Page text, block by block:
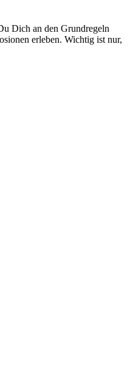
Dich an den Grundregeln
erleben. Wichtig ist nur,